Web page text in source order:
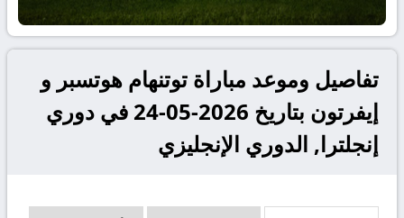
تفاصيل وموعد مباراة توتنهام هوتسبر و
إيفرتون بتاريخ 2026-05-24 في دوري
إنجلترا, الدوري الإنجليزي